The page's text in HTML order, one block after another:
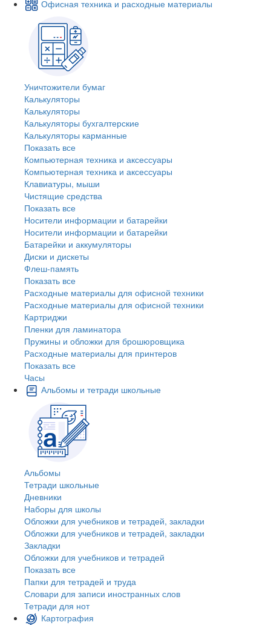
Офисная техника и расходные материалы
Уничтожители бумаг
Калькуляторы
Калькуляторы
Калькуляторы бухгалтерские
Калькуляторы карманные
Показать все
Компьютерная техника и аксессуары
Компьютерная техника и аксессуары
Клавиатуры, мыши
Чистящие средства
Показать все
Носители информации и батарейки
Носители информации и батарейки
Батарейки и аккумуляторы
Диски и дискеты
Флеш-память
Показать все
Расходные материалы для офисной техники
Расходные материалы для офисной техники
Картриджи
Пленки для ламинатора
Пружины и обложки для брошюровщика
Расходные материалы для принтеров
Показать все
Часы
Альбомы и тетради школьные
Альбомы
Тетради школьные
Дневники
Наборы для школы
Обложки для учебников и тетрадей, закладки
Обложки для учебников и тетрадей, закладки
Закладки
Обложки для учебников и тетрадей
Показать все
Папки для тетрадей и труда
Словари для записи иностранных слов
Тетради для нот
Картография